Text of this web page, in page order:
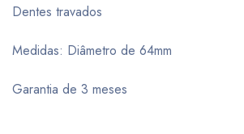
Dentes travados
Medidas: Diâmetro de 64mm
Garantia de 3 meses